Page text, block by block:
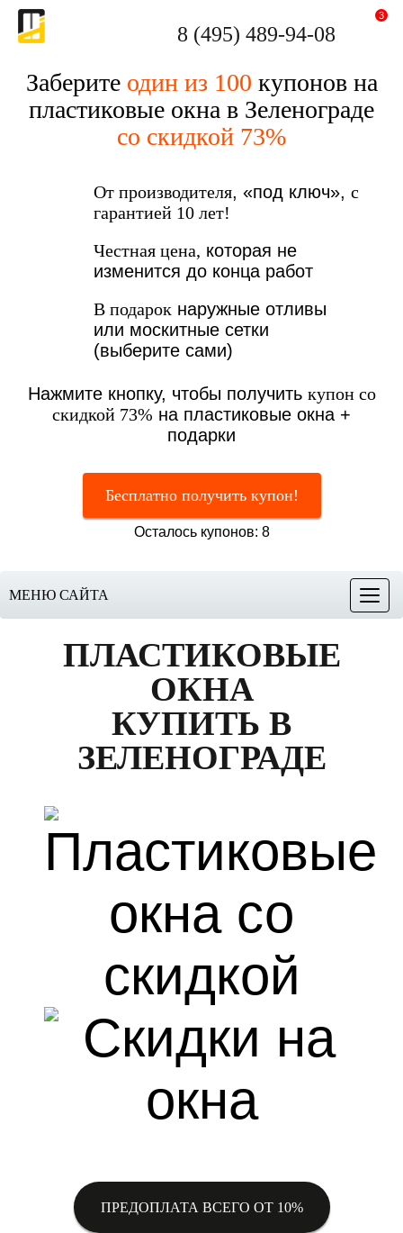
8 (495) 489-94-08
3
Заберите один из 100 купонов на
пластиковые окна в Зеленограде
со скидкой 73%
От производителя, «под ключ», с
гарантией 10 лет!
Честная цена, которая не
изменится до конца работ
В подарок наружные отливы
или москитные сетки
(выберите сами)
Нажмите кнопку, чтобы получить купон со
скидкой 73% на пластиковые окна +
подарки
Бесплатно получить купон!
Осталось купонов: 8
Меню
МЕНЮ САЙТА
ПЛАСТИКОВЫЕ
ОКНА
КУПИТЬ В
ЗЕЛЕНОГРАДЕ
ПРЕДОПЛАТА ВСЕГО ОТ 10%